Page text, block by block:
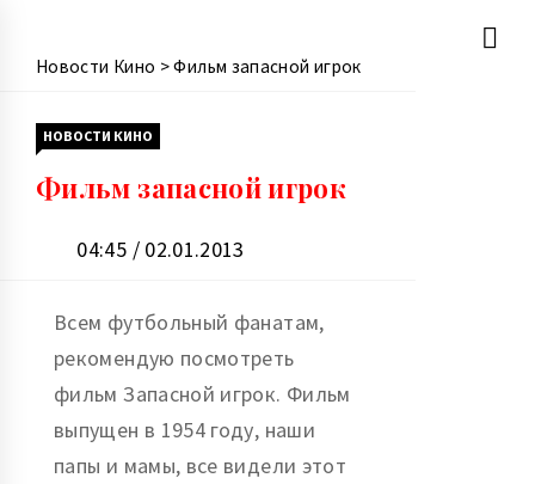
Перейти
содержимому
Новости Кино >Фильм запасной игрок
НОВОСТИ КИНО
Фильм запасной игрок
04:45 / 02.01.2013
Всем футбольный фанатам,
рекомендую посмотреть
фильм Запасной игрок. Фильм
выпущен в 1954 году, наши
папы и мамы, все видели этот